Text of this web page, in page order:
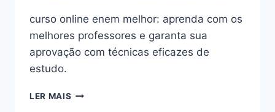
curso online enem melhor: aprenda com os
melhores professores e garanta sua
aprovação com técnicas eficazes de
estudo.
LER MAIS CURSO